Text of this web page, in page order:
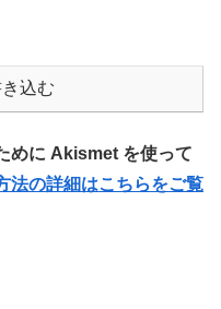
込む
めに Akismet を使って
法の詳細はこちらをご覧